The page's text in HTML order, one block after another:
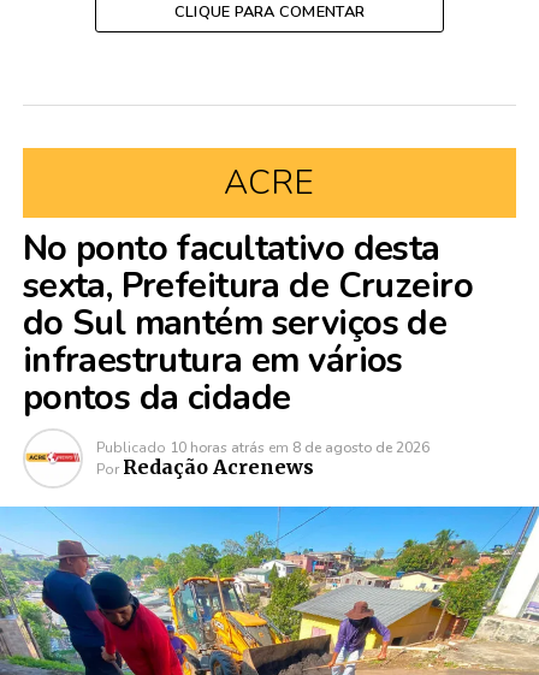
CLIQUE PARA COMENTAR
ACRE
No ponto facultativo desta
sexta, Prefeitura de Cruzeiro
do Sul mantém serviços de
infraestrutura em vários
pontos da cidade
Publicado 10 horas atrás em 8 de agosto de 2026
Por Redação Acrenews